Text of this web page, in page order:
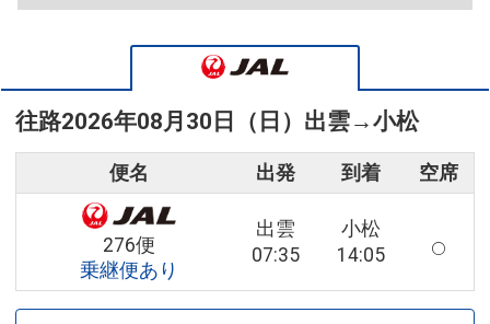
往路2026年08月30日（日） 出雲→小松
便名 出発 到着 空席
276便
乗継便あり
出雲
07:35
小松
14:05